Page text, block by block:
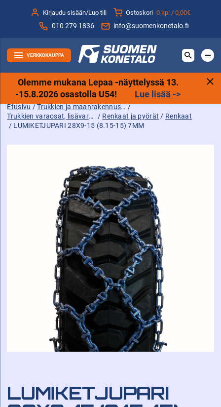
sisältöön
Kirjaudu sisään/Luo tili Ostoskori 0 kpl /0,00€
010 279 1836 info@suomenkonetalo.fi
VERKKOKAUPPA
Olemme mukana Lepaa -näyttelyssä 13.
-15.8.2026 osastolla U54! Lue lisää ->
Etusivu / Trukkien ja maanrakennuskoneiden tarvikkeet sekä varaosat ja lisävarusteet /
Trukkien varaosat, lisävarusteet ja tarvikkeet / Renkaat ja pyörät / Renkaat
/ LUMIKETJUPARI 28X9-15 (8.15-15) 7MM
LUMIKETJUPARI